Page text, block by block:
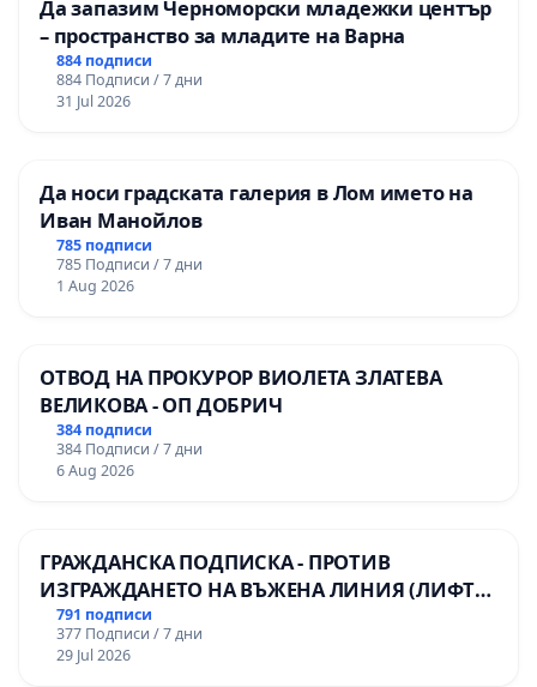
Да запазим Черноморски младежки център
– пространство за младите на Варна
884 подписи
884 Подписи / 7 дни
31 Jul 2026
Да носи градската галерия в Лом името на
Иван Манойлов
785 подписи
785 Подписи / 7 дни
1 Aug 2026
ОТВОД НА ПРОКУРОР ВИОЛЕТА ЗЛАТЕВА
ВЕЛИКОВА - ОП ДОБРИЧ
384 подписи
384 Подписи / 7 дни
6 Aug 2026
ГРАЖДАНСКА ПОДПИСКА - ПРОТИВ
ИЗГРАЖДАНЕТО НА ВЪЖЕНА ЛИНИЯ (ЛИФТ)
НА ТЕРИТОРИЯТА НА ПРИРОДНА
ЗАБЕЛЕЖИТЕЛНОСТ „ХЪЛМ НА
ОСВОБОДИТЕЛИТЕ“ (БУНАРДЖИК)
791 подписи
377 Подписи / 7 дни
29 Jul 2026